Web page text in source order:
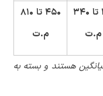
تا ۳۴۰
م.ت
۴۵۰ تا ۸۱۰
م.ت
هستند و بسته به